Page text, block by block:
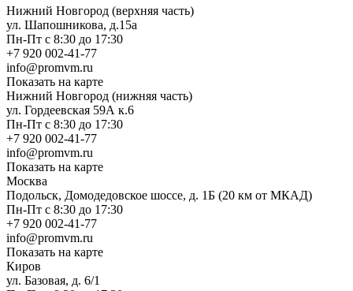
Нижний Новгород (верхняя часть)
ул. Шапошникова, д.15а
Пн-Пт с 8:30 до 17:30
+7 920 002-41-77
info@promvm.ru
Показать на карте
Нижний Новгород (нижняя часть)
ул. Гордеевская 59А к.6
Пн-Пт с 8:30 до 17:30
+7 920 002-41-77
info@promvm.ru
Показать на карте
Москва
Подольск, Домодедовское шоссе, д. 1Б (20 км от МКАД)
Пн-Пт с 8:30 до 17:30
+7 920 002-41-77
info@promvm.ru
Показать на карте
Киров
ул. Базовая, д. 6/1